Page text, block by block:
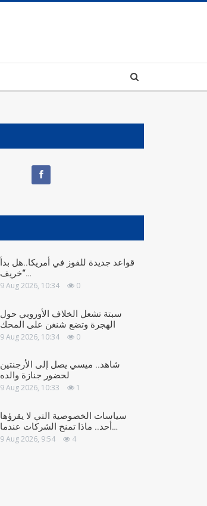
قواعد جديدة للفوز في أمريكا..هل بدأ
“خريف…
9 Aug 2026, 10:34 0
سبتة تشعل الخلاف الأوروبي حول
الهجرة وتضع شنغن على المحك
9 Aug 2026, 10:34 0
شاهد.. ميسي يصل إلى الأرجنتين
لحضور جنازة والده
9 Aug 2026, 10:33 1
سياسات الخصوصية التي لا يقرؤها
أحد.. ماذا تمنح الشركات عندما…
9 Aug 2026, 9:54 4